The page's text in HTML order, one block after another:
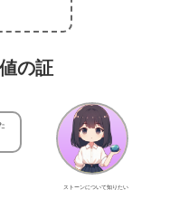
の証
ストーンについて知りたい